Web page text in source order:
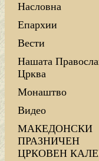
Насловна
Епархии
Вести
Нашата
Црква
Монаштво
Видео
МАКЕДОНСКИ
ПРАЗНИЧЕН
ЦРКОВЕН